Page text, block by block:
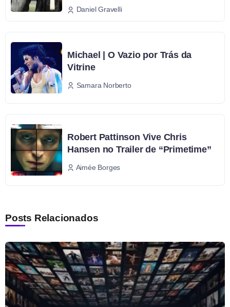
Daniel Gravelli
Michael | O Vazio por Trás da
Vitrine
Samara Norberto
Robert Pattinson Vive Chris
Hansen no Trailer de “Primetime”
Aimée Borges
Posts Relacionados